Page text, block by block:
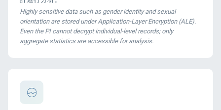
Highly sensitive data such as gender identity and sexual
orientation are stored under Application-Layer Encryption (ALE).
Even the PI cannot decrypt individual-level records; only
aggregate statistics are accessible for analysis.